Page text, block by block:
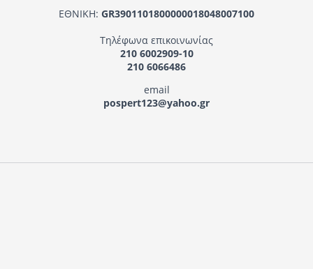
ΕΘΝΙΚΗ: GR3901101800000018048007100
Τηλέφωνα επικοινωνίας
210 6002909-10
210 6066486
email
pospert123@yahoo.gr